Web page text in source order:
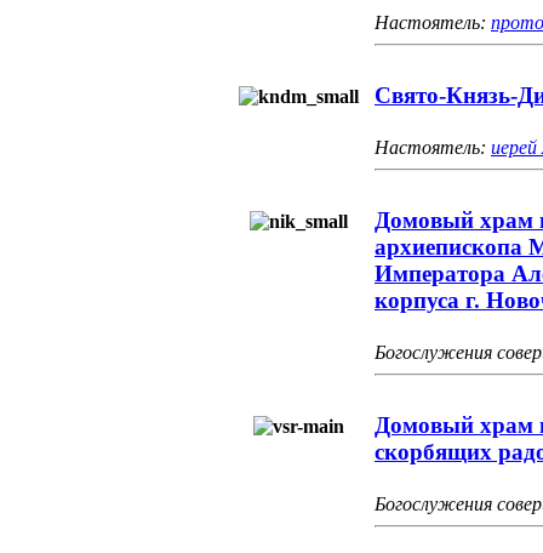
Настоятель:
Свято-Князь-
Настоятель: иерей
Домовый храм
архиепископа
Императора
корпуса г.
Богослужения
Домовый храм
скорбящих
Богослужения